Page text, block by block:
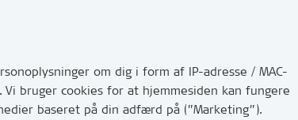
om dig i form af IP-adresse / MAC-
bruger cookies for at hjemmesiden kan fungere
baseret på din adfærd på (”Marketing”).